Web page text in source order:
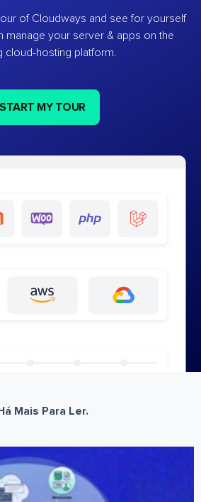
of Cloudways and see for yourself
manage your server & apps on the
cloud-hosting platform.
START MY TOUR
Há Mais Para Ler.